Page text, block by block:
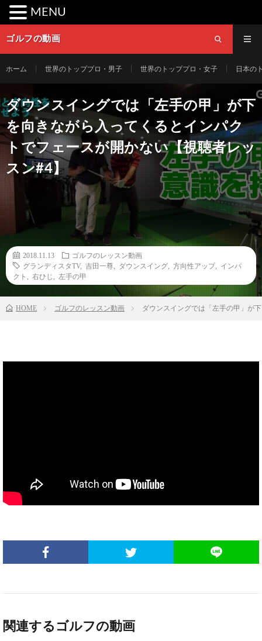
ゴルフの動画
ホーム 世界のトッププロ・男子 世界のトッププロ・女子 日本の
ダウンスイングでは「左手の甲」が下
を向きながら入ってくるとインパク
トでフェースが開かない【視聴者レッ
スン#4】
2018.11.13
ゴルフのレッスン動画
グランディスタTV, 吉田一尊 ダウンスイング 方向性アップ, インパ
クト
右ひじ 左手の甲
HOME ゴルフのレッスン動画 ダウンスイングでは「左手の甲」が
関連するゴルフの動画
MENU